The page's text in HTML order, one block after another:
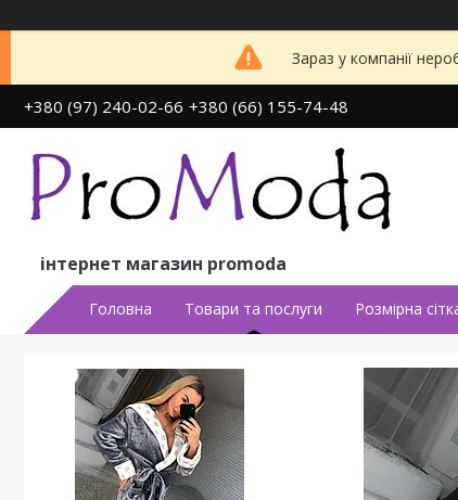
Зараз у компанії
+380 (97) 240-02-66 +380 (66) 155-74-48
інтернет магазин promoda
Головна Товари та послуги Розмірна